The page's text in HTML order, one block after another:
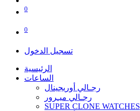
0
0
تسجيل الدخول
الرئيسية
الساعات
رجـالي أوريجينال
رجـالي ميـرور
SUPER CLONE WATCHES